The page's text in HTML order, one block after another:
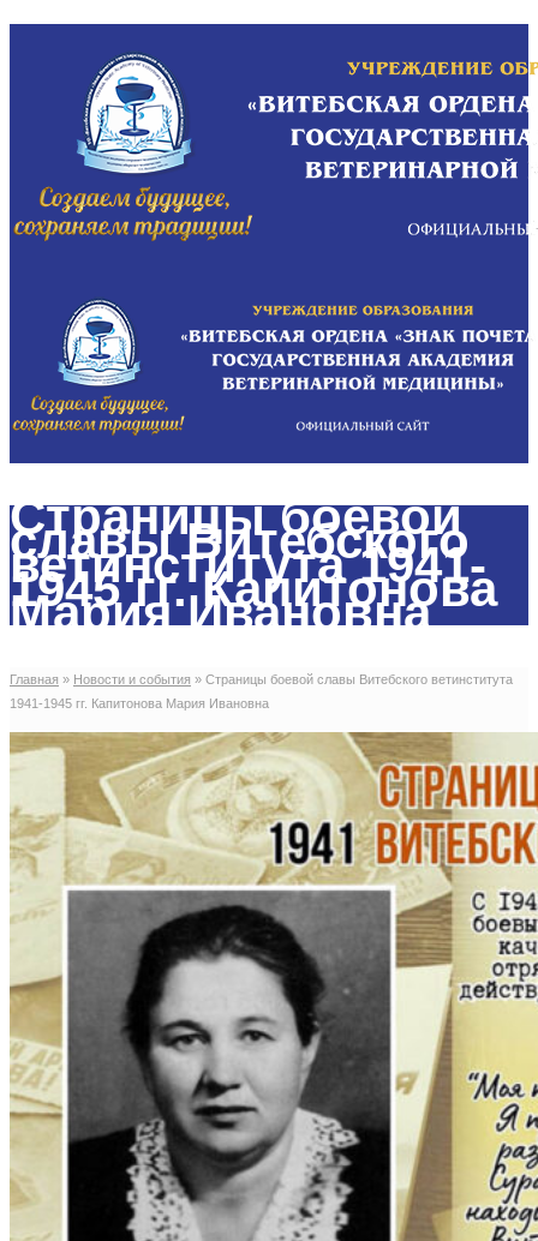
Страницы боевой
славы Витебского
ветинститута 1941-
1945 гг. Капитонова
Мария Ивановна
Главная » Новости и события » Страницы боевой славы Витебского ветинститута
1941-1945 гг. Капитонова Мария Ивановна